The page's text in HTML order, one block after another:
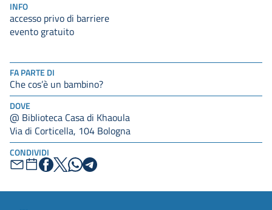
FA PARTE DI
Che cos’è un bambino?
DOVE
@ Biblioteca Casa di Khaoula
Via di Corticella, 104 Bologna
CONDIVIDI
INFO
accesso privo di barriere
evento gratuito